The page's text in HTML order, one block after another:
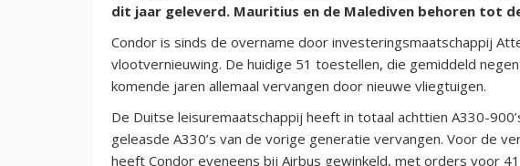
dit jaar geleverd. Mauritius en de Malediven behoren tot
Condor is sinds de overname door investeringsmaatschappij
vlootvernieuwing. De huidige 51 toestellen, die gemiddeld
komende jaren allemaal vervangen door nieuwe vliegtuigen.
De Duitse leisuremaatschappij heeft in totaal achttien A330-
geleasde A330’s van de vorige generatie vervangen. Voor de
heeft Condor eveneens bij Airbus gewinkeld, met orders voor